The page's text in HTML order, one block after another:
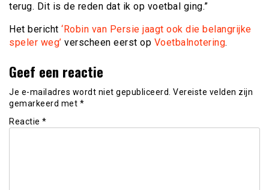
terug. Dit is de reden dat ik op voetbal ging.”
Het bericht ‘Robin van Persie jaagt ook die belangrijke
speler weg’ verscheen eerst op Voetbalnotering.
Geef een reactie
Je e-mailadres wordt niet gepubliceerd. Vereiste velden zijn
gemarkeerd met *
Reactie *